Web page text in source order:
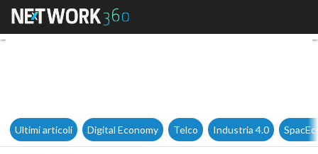
Chief digital officer, sarà la
Ultimi articoli Digital Economy Telco Industria 4.0